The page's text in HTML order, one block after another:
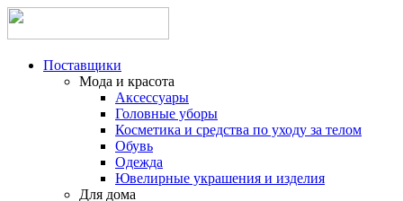
Поставщики
Мода и красота
Аксессуары
Головные уборы
Косметика и средства по уходу за телом
Обувь
Одежда
Ювелирные украшения и изделия
Для дома